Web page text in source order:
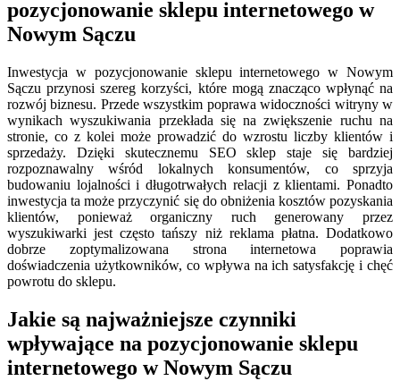
pozycjonowanie sklepu internetowego w
Nowym Sączu
Inwestycja w pozycjonowanie sklepu internetowego w Nowym
Sączu przynosi szereg korzyści, które mogą znacząco wpłynąć na
rozwój biznesu. Przede wszystkim poprawa widoczności witryny w
wynikach wyszukiwania przekłada się na zwiększenie ruchu na
stronie, co z kolei może prowadzić do wzrostu liczby klientów i
sprzedaży. Dzięki skutecznemu SEO sklep staje się bardziej
rozpoznawalny wśród lokalnych konsumentów, co sprzyja
budowaniu lojalności i długotrwałych relacji z klientami. Ponadto
inwestycja ta może przyczynić się do obniżenia kosztów pozyskania
klientów, ponieważ organiczny ruch generowany przez
wyszukiwarki jest często tańszy niż reklama płatna. Dodatkowo
dobrze zoptymalizowana strona internetowa poprawia
doświadczenia użytkowników, co wpływa na ich satysfakcję i chęć
powrotu do sklepu.
Jakie są najważniejsze czynniki
wpływające na pozycjonowanie sklepu
internetowego w Nowym Sączu